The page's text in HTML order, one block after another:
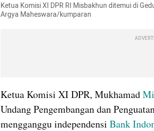
Ketua Komisi XI DPR RI Misbakhun ditemui di
Argya Maheswara/kumparan
Ketua Komisi XI DPR, Mukhamad
Undang Pengembangan dan
mengganggu independensi Bank